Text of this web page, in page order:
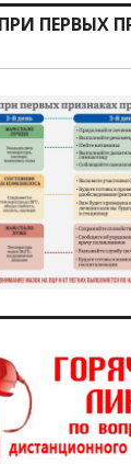
ПЕРВЫХ